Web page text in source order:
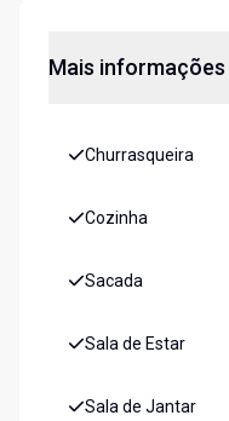
Mais informações
Churrasqueira
Cozinha
Sacada
Sala de Estar
Sala de Jantar